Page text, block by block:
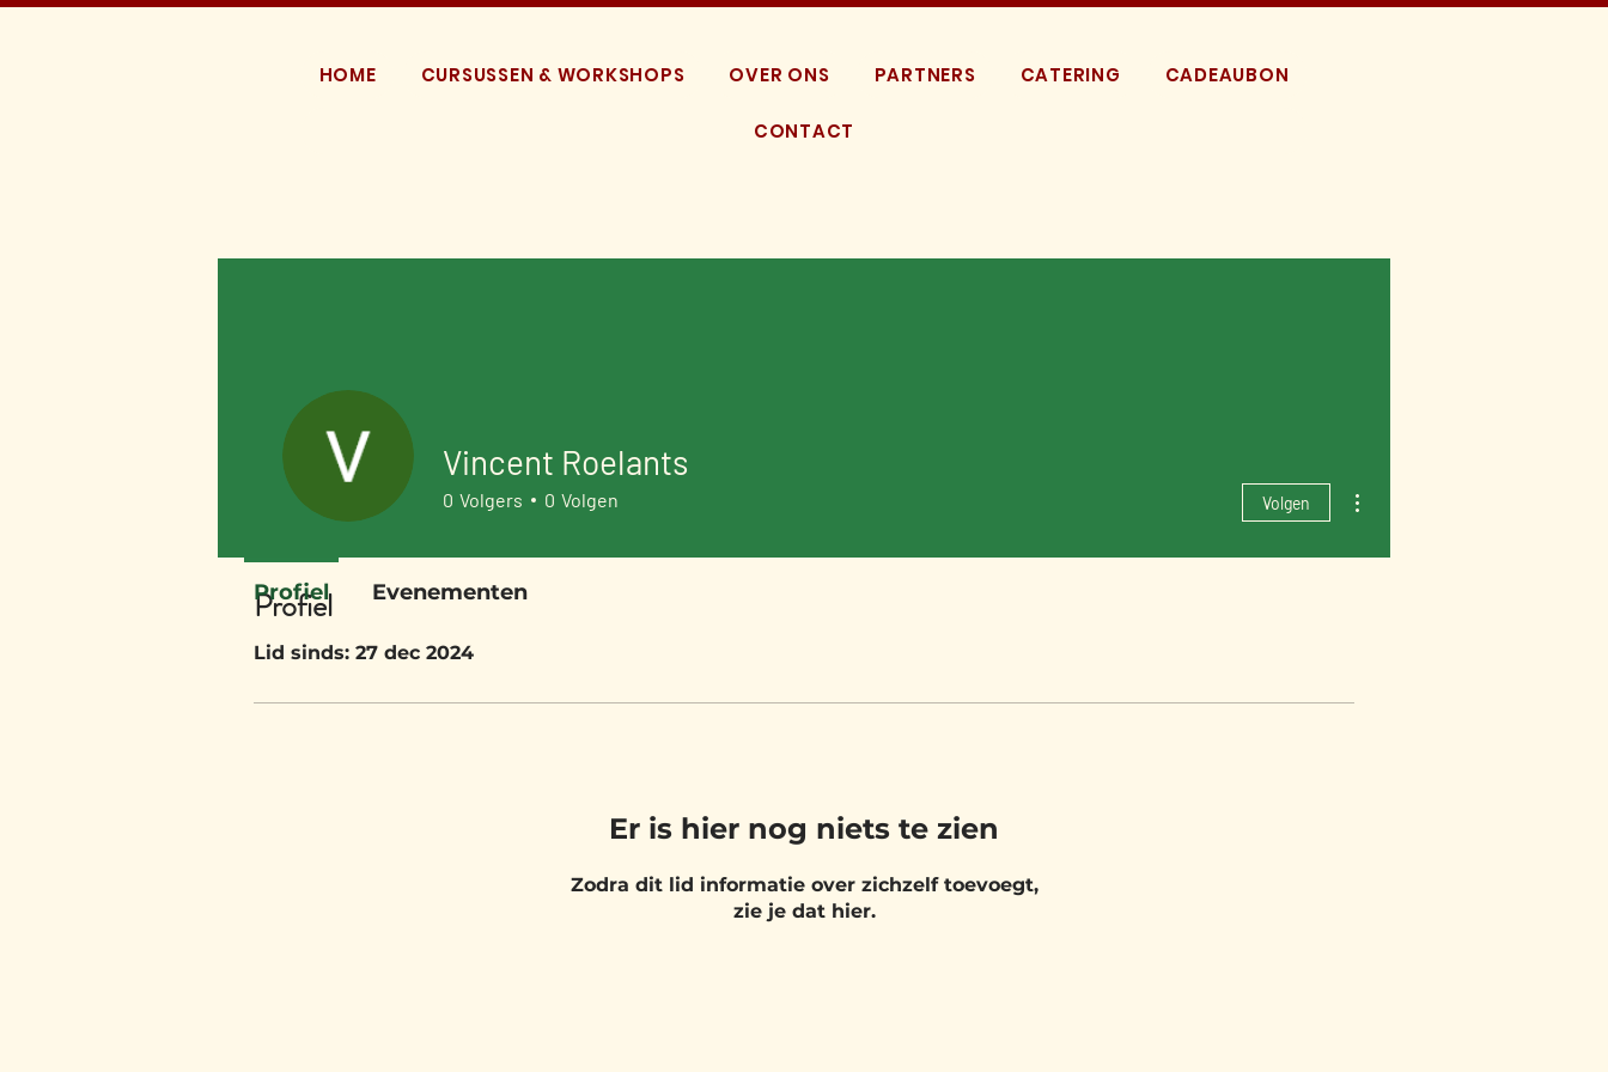
HOME CURSUSSEN & WORKSHOPS OVER ONS PARTNERS CATERING CADEAUBON
CONTACT
Profiel
Lid sinds: 27 dec 2024
Er is hier nog niets te zien
Zodra dit lid informatie over zichzelf toevoegt,
zie je dat hier.
Vincent Roelants
0 Volgers 0 Volgen Volgen
Profiel Evenementen